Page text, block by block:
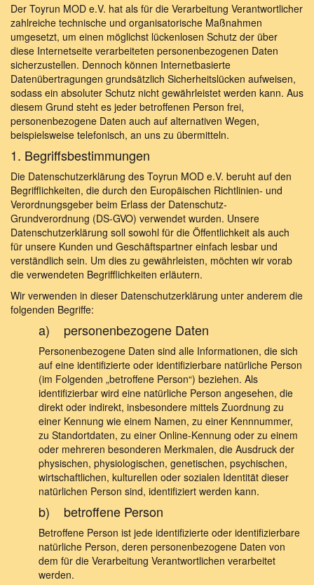
Der Toyrun MOD e.V. hat als für die Verarbeitung Verantwortlicher
zahlreiche technische und organisatorische Maßnahmen
umgesetzt, um einen möglichst lückenlosen Schutz der über
diese Internetseite verarbeiteten personenbezogenen Daten
sicherzustellen. Dennoch können Internetbasierte
Datenübertragungen grundsätzlich Sicherheitslücken aufweisen,
sodass ein absoluter Schutz nicht gewährleistet werden kann. Aus
diesem Grund steht es jeder betroffenen Person frei,
personenbezogene Daten auch auf alternativen Wegen,
beispielsweise telefonisch, an uns zu übermitteln.
1. Begriffsbestimmungen
Die Datenschutzerklärung des Toyrun MOD e.V. beruht auf den
Begrifflichkeiten, die durch den Europäischen Richtlinien- und
Verordnungsgeber beim Erlass der Datenschutz-
Grundverordnung (DS-GVO) verwendet wurden. Unsere
Datenschutzerklärung soll sowohl für die Öffentlichkeit als auch
für unsere Kunden und Geschäftspartner einfach lesbar und
verständlich sein. Um dies zu gewährleisten, möchten wir vorab
die verwendeten Begrifflichkeiten erläutern.
Wir verwenden in dieser Datenschutzerklärung unter anderem die
folgenden Begriffe:
a) personenbezogene Daten
Personenbezogene Daten sind alle Informationen, die sich
auf eine identifizierte oder identifizierbare natürliche Person
(im Folgenden „betroffene Person“) beziehen. Als
identifizierbar wird eine natürliche Person angesehen, die
direkt oder indirekt, insbesondere mittels Zuordnung zu
einer Kennung wie einem Namen, zu einer Kennnummer,
zu Standortdaten, zu einer Online-Kennung oder zu einem
oder mehreren besonderen Merkmalen, die Ausdruck der
physischen, physiologischen, genetischen, psychischen,
wirtschaftlichen, kulturellen oder sozialen Identität dieser
natürlichen Person sind, identifiziert werden kann.
b) betroffene Person
Betroffene Person ist jede identifizierte oder identifizierbare
natürliche Person, deren personenbezogene Daten von
dem für die Verarbeitung Verantwortlichen verarbeitet
werden.